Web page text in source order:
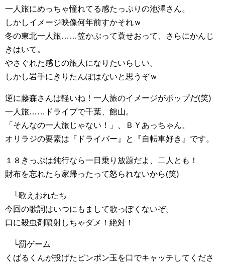
一人旅にめっちゃ憧れてる感たっぷりの池澤さん。
しかしイメージ映像何年前すかそれｗ
冬の東北一人旅……笠かぶって蓑せおって、さらにかんじ
きはいて。
やさぐれた感じの旅人になりたいらしい。
しかし岩手にきりたんぽはないと思うぞｗ
逆に藤森さんは軽いね！一人旅のイメージがポップだ(笑)
一人旅……ドライブで千葉、館山。
「そんなの一人旅じゃない！」、ＢＹあっちゃん。
オリラジの要素は『ドライバー』と『自転車好き』です。
１８きっぷは鈍行なら一日乗り放題だよ、二人とも！
財布を忘れたら家帰ったって怒られないから(笑)
└歌えおれたち
今回の歌詞はいつにもまして歌っぽくないぞ。
口に殺虫剤噴射しちゃダメ！絶対！
└罰ゲーム
くばるくんが投げたピンポン玉を口でキャッチしてくださ